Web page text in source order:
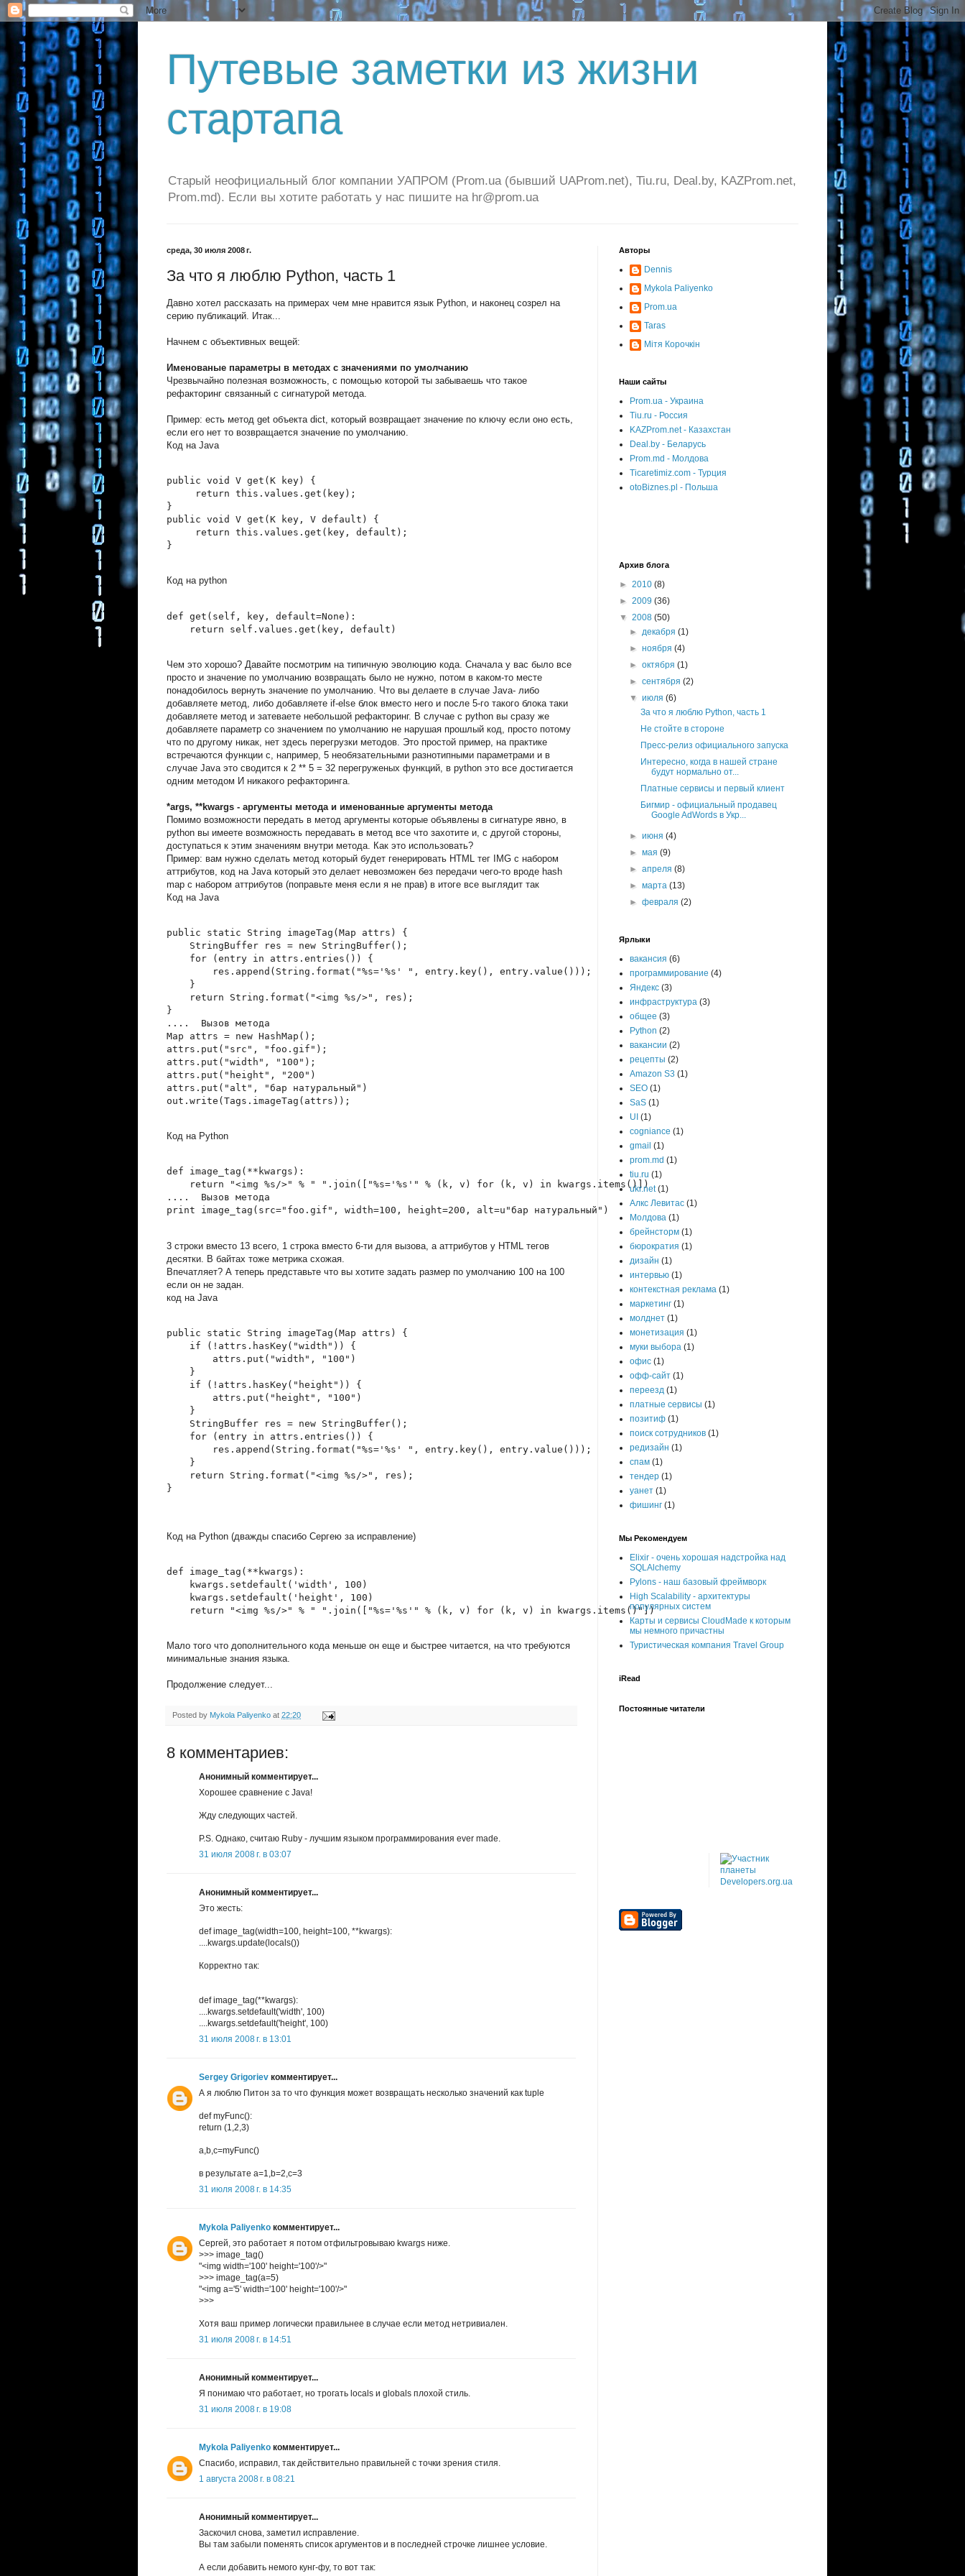
Путевые заметки из жизни
стартапа
Старый неофициальный блог компании УАПРОМ (Prom.ua (бывший UAProm.net), Tiu.ru, Deal.by, KAZProm.net,
Prom.md). Если вы хотите работать у нас пишите на hr@prom.ua
среда, 30 июля 2008 г.
За что я люблю Python, часть 1
Давно хотел рассказать на примерах чем мне нравится язык Python, и наконец созрел на
серию публикаций. Итак...
Начнем с объективных вещей:
Именованые параметры в методах c значениями по умолчанию
Чрезвычайно полезная возможность, с помощью которой ты забываешь что такое
рефакторинг связанный с сигнатурой метода.
Пример: есть метод get объекта dict, который возвращает значение по ключу если оно есть,
если его нет то возвращается значение по умолчанию.
Код на Java
public void V get(K key) {
     return this.values.get(key);
}
public void V get(K key, V default) {
     return this.values.get(key, default);
}
Код на python
def get(self, key, default=None):
    return self.values.get(key, default)
Чем это хорошо? Давайте посмотрим на типичную эволюцию кода. Сначала у вас было все
просто и значение по умолчанию возвращать было не нужно, потом в каком-то месте
понадобилось вернуть значение по умолчанию. Что вы делаете в случае Java- либо
добавляете метод, либо добавляете if-else блок вместо него и после 5-го такого блока таки
добавляете метод и затеваете небольшой рефакторинг. В случае с python вы сразу же
добавляете параметр со значением по умолчанию не нарушая прошлый код, просто потому
что по другому никак, нет здесь перегрузки методов. Это простой пример, на практике
встречаются функции с, например, 5 необязательными разнотипными параметрами и в
случае Java это сводится к 2 ** 5 = 32 перегруженых функций, в python это все достигается
одним методом И никакого рефакторинга.
*args, **kwargs - аргументы метода и именованные аргументы метода
Помимо возможности передать в метод аргументы которые объявлены в сигнатуре явно, в
python вы имеете возможность передавать в метод все что захотите и, с другой стороны,
доступаться к этим значениям внутри метода. Как это использовать?
Пример: вам нужно сделать метод который будет генерировать HTML тег IMG с набором
аттрибутов, код на Java который это делает невозможен без передачи чего-то вроде hash
map с набором аттрибутов (поправьте меня если я не прав) в итоге все выглядит так
Код на Java
public static String imageTag(Map attrs) {
    StringBuffer res = new StringBuffer();
    for (entry in attrs.entries()) {
        res.append(String.format("%s='%s' ", entry.key(), entry.value()));
    }
    return String.format("<img %s/>", res);
}
....  Вызов метода
Map attrs = new HashMap ();
attrs.put("src", "foo.gif");
attrs.put("width", "100");
attrs.put("height", "200")
attrs.put("alt", "бар натуральный")
out.write(Tags.imageTag(attrs));
Код на Python
def image_tag(**kwargs):
    return "<img %s/>" % " ".join(["%s='%s'" % (k, v) for (k, v) in kwargs.items()])
....  Вызов метода
print image_tag(src="foo.gif", width=100, height=200, alt=u"бар натуральный")
3 строки вместо 13 всего, 1 строка вместо 6-ти для вызова, а аттрибутов у HTML тегов
десятки. В байтах тоже метрика схожая.
Впечатляет? А теперь представьте что вы хотите задать размер по умолчанию 100 на 100
если он не задан.
код на Java
public static String imageTag(Map attrs) {
    if (!attrs.hasKey("width")) {
        attrs.put("width", "100")
    }
    if (!attrs.hasKey("height")) {
        attrs.put("height", "100")
    }
    StringBuffer res = new StringBuffer();
    for (entry in attrs.entries()) {
        res.append(String.format("%s='%s' ", entry.key(), entry.value()));
    }
    return String.format("<img %s/>", res);
}
Код на Python (дважды спасибо Сергею за исправление)
def image_tag(**kwargs):
    kwargs.setdefault('width', 100)
    kwargs.setdefault('height', 100)
    return "<img %s/>" % " ".join(["%s='%s'" % (k, v) for (k, v) in kwargs.items()"])
Мало того что дополнительного кода меньше он еще и быстрее читается, на что требуются
минимальные знания языка.
Продолжение следует...
Posted by Mykola Paliyenko at 22:20
8 комментариев:
Анонимный комментирует...
Хорошее сравнение с Java!
Жду следующих частей.
P.S. Однако, считаю Ruby - лучшим языком программирования ever made.
31 июля 2008 г. в 03:07
Анонимный комментирует...
Это жесть:
def image_tag(width=100, height=100, **kwargs):
....kwargs.update(locals())
Корректно так:
def image_tag(**kwargs):
....kwargs.setdefault('width', 100)
....kwargs.setdefault('height', 100)
31 июля 2008 г. в 13:01
Sergey Grigoriev комментирует...
А я люблю Питон за то что функция может возвращать несколько значений как tuple
def myFunc():
return (1,2,3)
a,b,c=myFunc()
в результате a=1,b=2,c=3
31 июля 2008 г. в 14:35
Mykola Paliyenko комментирует...
Сергей, это работает я потом отфильтровываю kwargs ниже.
>>> image_tag()
"<img width='100' height='100'/>"
>>> image_tag(a=5)
"<img a='5' width='100' height='100'/>"
>>>
Хотя ваш пример логически правильнее в случае если метод нетривиален.
31 июля 2008 г. в 14:51
Анонимный комментирует...
Я понимаю что работает, но трогать locals и globals плохой стиль.
31 июля 2008 г. в 19:08
Mykola Paliyenko комментирует...
Спасибо, исправил, так действительно правильней с точки зрения стиля.
1 августа 2008 г. в 08:21
Анонимный комментирует...
Заскочил снова, заметил исправление.
Вы там забыли поменять список аргументов и в последней строчке лишнее условие.
А если добавить немого кунг-фу, то вот так:
Авторы
Dennis
Mykola Paliyenko
Prom.ua
Taras
Мітя Корочкін
Наши сайты
Prom.ua - Украина
Tiu.ru - Россия
KAZProm.net - Казахстан
Deal.by - Беларусь
Prom.md - Молдова
Ticaretimiz.com - Турция
otoBiznes.pl - Польша
Архив блога
► 2010 (8)
► 2009 (36)
▼ 2008 (50)
►декабря(1)
►ноября(4)
►октября(1)
►сентября(2)
▼июля(6)
За что я люблю Python, часть 1
Не стойте в стороне
Пресс-релиз официального запуска
Интересно, когда в нашей стране
будут нормально от...
Платные сервисы и первый клиент
Бигмир - официальный продавец
Google AdWords в Укр...
►июня(4)
►мая(9)
►апреля(8)
►марта(13)
►февраля(2)
Ярлыки
вакансия (6)
программирование (4)
Яндекс (3)
инфраструктура (3)
общее (3)
Python (2)
вакансии (2)
рецепты (2)
Amazon S3 (1)
SEO (1)
SaS (1)
UI (1)
cogniance (1)
gmail (1)
prom.md (1)
tiu.ru (1)
ukr.net (1)
Алкс Левитас (1)
Молдова (1)
брейнсторм (1)
бюрократия (1)
дизайн (1)
интервью (1)
контекстная реклама (1)
маркетинг (1)
молднет (1)
монетизация (1)
муки выбора (1)
офис (1)
офф-сайт (1)
переезд (1)
платные сервисы (1)
позитиф (1)
поиск сотрудников (1)
редизайн (1)
спам (1)
тендер (1)
уанет (1)
фишинг (1)
Мы Рекомендуем
Elixir - очень хорошая надстройка над
SQLAlchemy
Pylons - наш базовый фреймворк
High Scalability - архитектуры
популярных систем
Карты и сервисы CloudMade к которым
мы немного причастны
Туристическая компания Travel Group
iRead
Постоянные читатели